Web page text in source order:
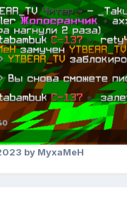
by MyxaMeH